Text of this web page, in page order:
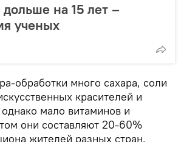
на 15 лет –
ученых
обработки много сахара, соли
красителей и
мало витаминов и
они составляют 20-60%
жителей разных стран.